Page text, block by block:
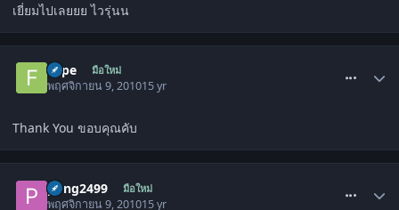
เยี่ยมไปเลยยย ไวรุ่นน
Flipe มือใหม่
พฤศจิกายน 9, 201015 yr
Thank You ขอบคุณคับ
pong2499 มือใหม่
พฤศจิกายน 9, 201015 yr